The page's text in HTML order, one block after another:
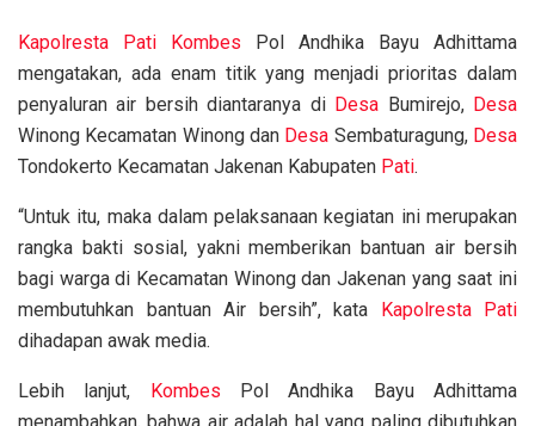
Kapolresta Pati Kombes Pol Andhika Bayu Adhittama
mengatakan, ada enam titik yang menjadi prioritas dalam
penyaluran air bersih diantaranya di Desa Bumirejo, Desa
Winong Kecamatan Winong dan Desa Sembaturagung, Desa
Tondokerto Kecamatan Jakenan Kabupaten Pati.
“Untuk itu, maka dalam pelaksanaan kegiatan ini merupakan
rangka bakti sosial, yakni memberikan bantuan air bersih
bagi warga di Kecamatan Winong dan Jakenan yang saat ini
membutuhkan bantuan Air bersih”, kata Kapolresta
Pati
dihadapan awak media.
Lebih lanjut, Kombes Pol Andhika Bayu Adhittama